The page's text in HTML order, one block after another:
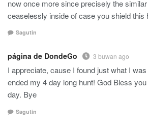
now once more since precisely the
ceaselessly inside of case you shield this
Sagutin
página de DondeGo 3 buwan ago
I appreciate, cause I found just what I was
ended my 4 day long hunt! God Bless
day. Bye
Sagutin